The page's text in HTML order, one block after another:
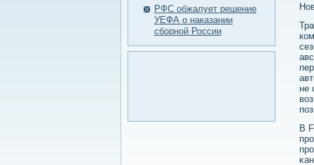
РФС обжалует решение
УЕФА о наказании
сборной России
не
В